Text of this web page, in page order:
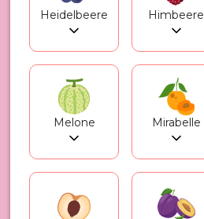
Heidelbeere Himbeere
Melone Mirabelle